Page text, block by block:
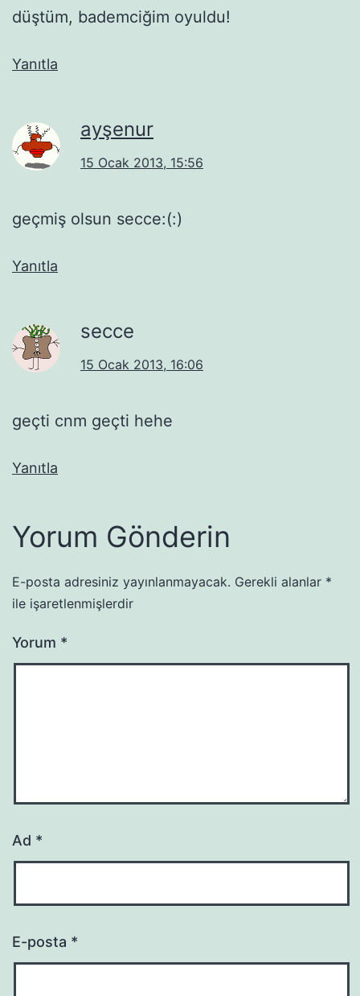
düştüm, bademciğim oyuldu!
Yanıtla
ayşenur
15 Ocak 2013, 15:56
geçmiş olsun secce:(:)
Yanıtla
secce
15 Ocak 2013, 16:06
geçti cnm geçti hehe
Yanıtla
Yorum Gönderin
E-posta adresiniz yayınlanmayacak. Gerekli alanlar *
ile işaretlenmişlerdir
Yorum *
Ad *
E-posta *